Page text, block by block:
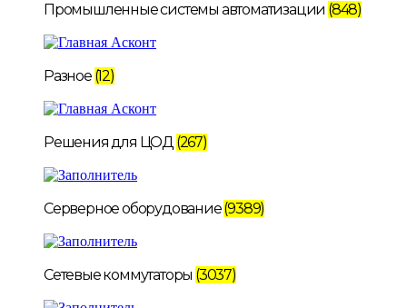
Промышленные системы автоматизации (848)
Разное (12)
Решения для ЦОД (267)
Серверное оборудование(9389)
Сетевые коммутаторы (3037)